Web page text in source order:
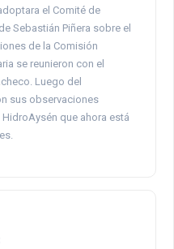
el Comité de
Sebastián Piñera sobre el
de la Comisión
se reunieron con el
Luego del
sus observaciones
que ahora está